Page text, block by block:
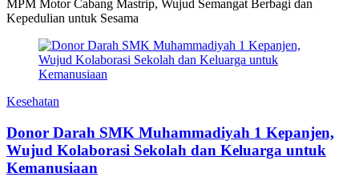
MPM Motor Cabang Mastrip, Wujud Semangat Berbagi dan
Kepedulian untuk Sesama
Kesehatan
Donor Darah SMK Muhammadiyah 1 Kepanjen,
Wujud Kolaborasi Sekolah dan Keluarga untuk
Kemanusiaan